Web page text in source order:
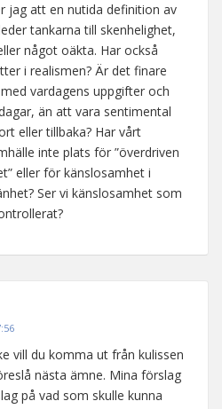
jag att en nutida definition av
tankarna till skenhelighet,
något oäkta. Har också
i realismen? Är det finare
vardagens uppgifter och
än att vara sentimental
eller tillbaka? Har vårt
inte plats för ”överdriven
eller för känslosamhet i
Ser vi känslosamhet som
vill du komma ut från kulissen
nästa ämne. Mina förslag
på vad som skulle kunna